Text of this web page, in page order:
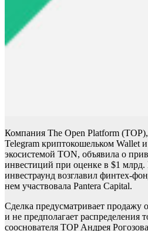
Компания The Open Platform
Telegram криптокошельком Wallet и
экосистемой TON, объявила о
инвестиций при оценке в $1
инвестраунд возглавил финтех-
нем участвовала Pantera Capital.
Сделка предусматривает продажу
и не предполагает распределения
сооснователя TOP Андрея